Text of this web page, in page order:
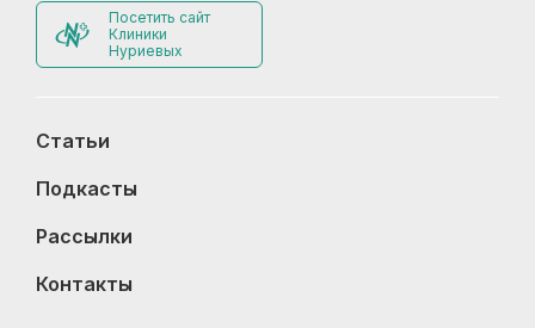
Посетить сайт
Клиники
Нуриевых
Статьи
Подкасты
Рассылки
Контакты